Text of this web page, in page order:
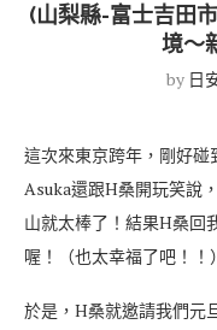
(山梨縣-富士吉田
境～
by 日
這次來東京跨年，剛好
Asuka還跟H桑開玩笑說
山就太棒了！結果H桑回
喔！（也太幸福了吧！！）
於是，H桑就邀請我們元